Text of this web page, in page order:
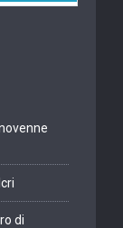
di